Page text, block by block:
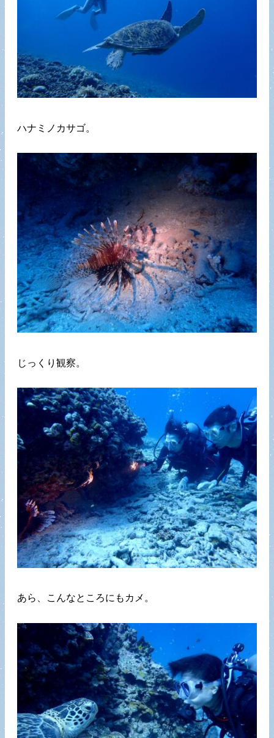
ハナミノカサゴ。
じっくり観察。
あら、こんなところにもカメ。